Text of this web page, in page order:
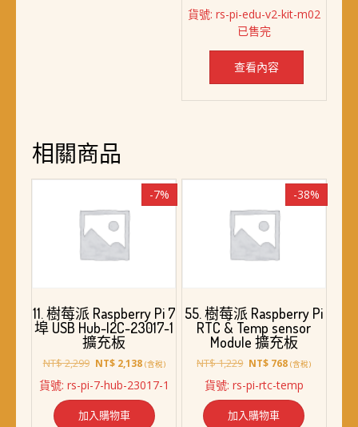
貨號: rs-pi-edu-v2-kit-m02
已售完
查看內容
相關商品
-7%
11. 樹莓派 Raspberry Pi 7
埠 USB Hub-I2C-23017-1
擴充板
NT$2,299 原
價
NT$ 2,299。
NT$2,138目
價
格：
NT$ 2,138。
(含稅)
貨號: rs-pi-7-hub-23017-1
加入購物車
-38%
55. 樹莓派 Raspberry Pi
RTC & Temp sensor
Module 擴充板
NT$1,229 原
價
NT$ 1,229。
NT$ 768目
價
格：
NT$ 768。
(含稅)
貨號: rs-pi-rtc-temp
加入購物車